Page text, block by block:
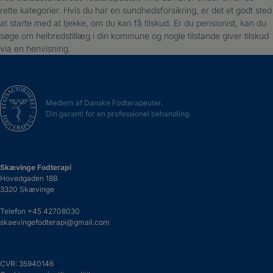
rette kategorier. Hvis du har en sundhedsforsikring, er det et godt sted
at starte med at tjekke, om du kan få tilskud. Er du pensionist, kan du
søge om helbredstillæg i din kommune og nogle tilstande giver tilskud
via en henvisning.
Medlem af Danske Fodterapeuter.
Din garanti for en professionel behandling.
Skævinge Fodterapi
Hovedgaden 18B
3320 Skævinge
Telefon +45 42708030
skaevingefodterapi@gmail.com
CVR: 35940146